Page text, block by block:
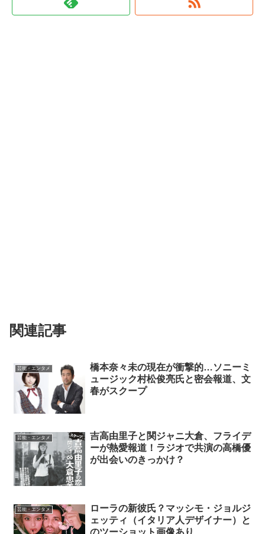
関連記事
芸能・エンタメ
橋本奈々未の現在が衝撃的…ソニーミ
ュージック村松俊亮氏と密会報道、文
春がスクープ
芸能・エンタメ
吉高由里子と関ジャニ大倉、フライデ
ーが熱愛報道！ラジオで共演の高橋優
が出会いのきっかけ？
芸能・エンタメ
ローラの新彼氏？マッシモ・ジョルジ
ェッティ（イタリア人デザイナー）と
のツーショット画像あり